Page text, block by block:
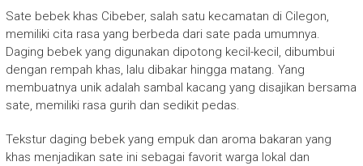
Sate bebek khas Cibeber, salah satu kecamatan di Cilegon,
memiliki cita rasa yang berbeda dari sate pada umumnya.
Daging bebek yang digunakan dipotong kecil-kecil, dibumbui
dengan rempah khas, lalu dibakar hingga matang. Yang
membuatnya unik adalah sambal kacang yang disajikan bersama
sate, memiliki rasa gurih dan sedikit pedas.
Tekstur daging bebek yang empuk dan aroma bakaran yang
khas menjadikan sate ini sebagai favorit warga lokal dan